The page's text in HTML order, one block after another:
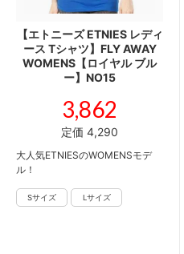
【エトニーズ ETNIES レディ
ース Tシャツ】FLY AWAY
WOMENS【ロイヤル ブル
ー】NO15
3,862
定価 4,290
大人気ETNIESのWOMENSモデ
ル！